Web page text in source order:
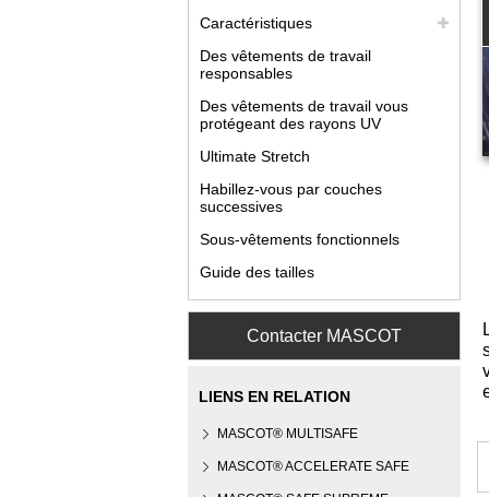
Caractéristiques
Des vêtements de travail
responsables
Des vêtements de travail vous
protégeant des rayons UV
Ultimate Stretch
Habillez-vous par couches
successives
Sous-vêtements fonctionnels
Guide des tailles
Contacter MASCOT
LIENS EN RELATION
MASCOT® MULTISAFE
MASCOT® ACCELERATE SAFE